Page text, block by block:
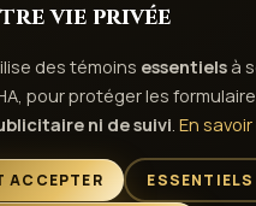
Conditions d'utilisation
L'esprit de
vie privée
des témoins essentiels à
pour protéger les
ni de suivi .En
ACCEPTER